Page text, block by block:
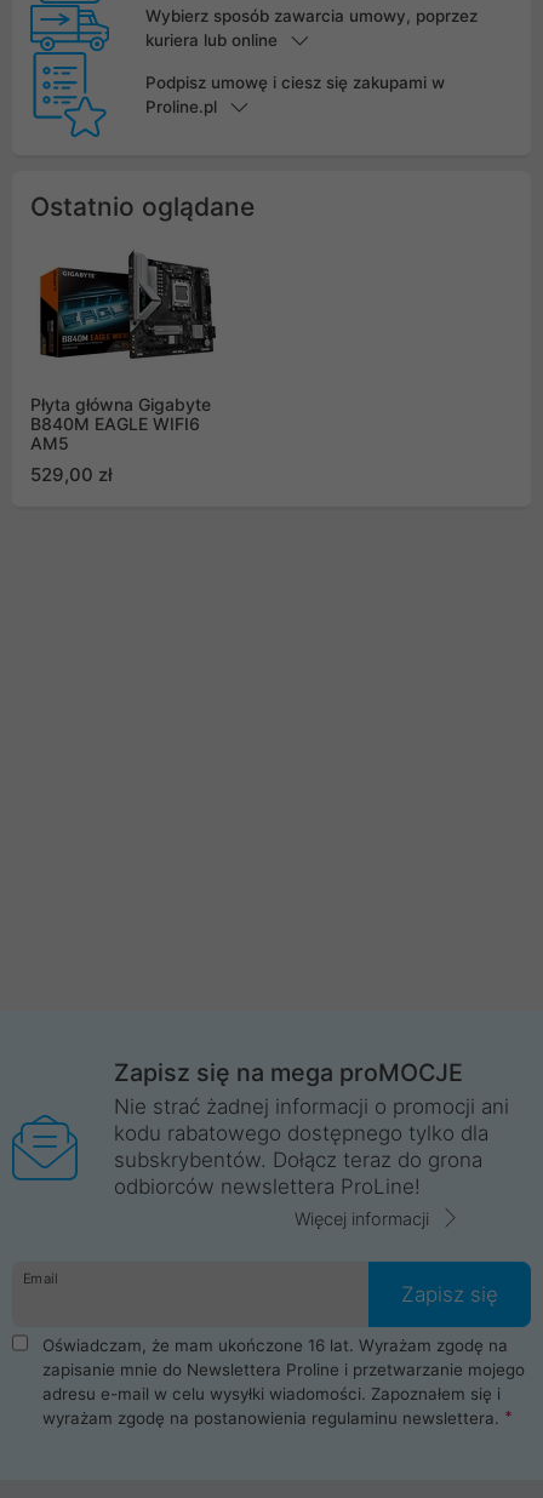
Wybierz sposób zawarcia umowy, poprzez
kuriera lub online
Podpisz umowę i ciesz się zakupami w
Proline.pl
Ostatnio oglądane
Płyta główna Gigabyte
B840M EAGLE WIFI6
AM5
529,00 zł
Zapisz się na mega proMOCJE
Nie strać żadnej informacji o promocji ani
kodu rabatowego dostępnego tylko dla
subskrybentów. Dołącz teraz do grona
odbiorców newslettera ProLine!
Więcej informacji
Email
Zapisz się
Oświadczam, że mam ukończone 16 lat. Wyrażam zgodę na
zapisanie mnie do Newslettera Proline i przetwarzanie mojego
adresu e-mail w celu wysyłki wiadomości. Zapoznałem się i
wyrażam zgodę na postanowienia regulaminu newslettera.